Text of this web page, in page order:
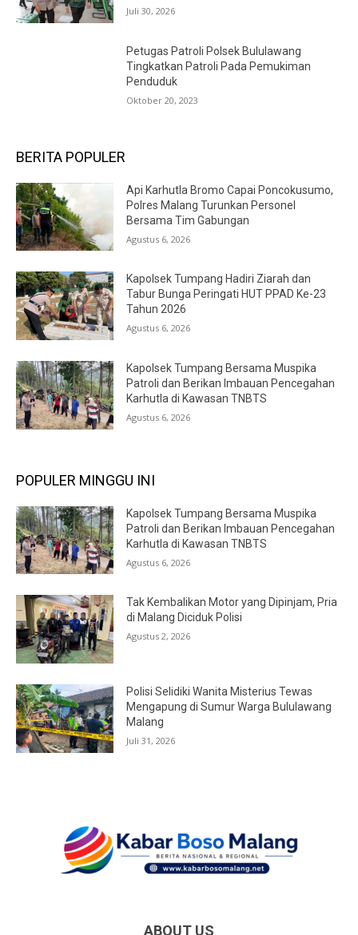
Juli 30, 2026
Petugas Patroli Polsek Bululawang
Tingkatkan Patroli Pada Pemukiman
Penduduk
Oktober 20, 2023
BERITA POPULER
Api Karhutla Bromo Capai Poncokusumo,
Polres Malang Turunkan Personel
Bersama Tim Gabungan
Agustus 6, 2026
Kapolsek Tumpang Hadiri Ziarah dan
Tabur Bunga Peringati HUT PPAD Ke-23
Tahun 2026
Agustus 6, 2026
Kapolsek Tumpang Bersama Muspika
Patroli dan Berikan Imbauan Pencegahan
Karhutla di Kawasan TNBTS
Agustus 6, 2026
POPULER MINGGU INI
Kapolsek Tumpang Bersama Muspika
Patroli dan Berikan Imbauan Pencegahan
Karhutla di Kawasan TNBTS
Agustus 6, 2026
Tak Kembalikan Motor yang Dipinjam, Pria
di Malang Diciduk Polisi
Agustus 2, 2026
Polisi Selidiki Wanita Misterius Tewas
Mengapung di Sumur Warga Bululawang
Malang
Juli 31, 2026
ABOUT US